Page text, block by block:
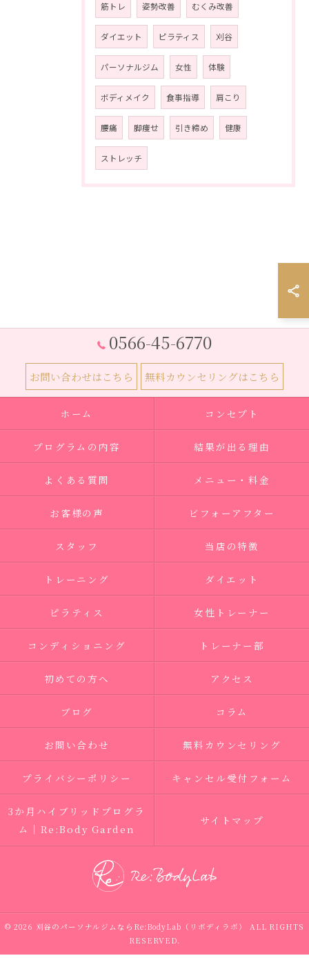
筋トレ 姿勢改善 むくみ改善
ダイエット ピラティス 刈谷
パーソナルジム 女性 体験
ボディメイク 食事指導 肩こり
腰痛 脚痩せ 引き締め 健康
ストレッチ
0566-45-6770
お問い合わせはこちら 無料カウンセリングはこちら
ホーム コンセプト
プログラムの内容 結果が出る理由
よくある質問 メニュー・料金
お客様の声 ビフォーアフター
スタッフ 当店の特徴
トレーニング ダイエット
ピラティス 女性トレーナー
コンディショニング トレーナー部
初めての方へ アクセス
ブログ コラム
お問い合わせ 無料カウンセリング
プライバシーポリシー キャンセル受付フォーム
3か月ハイブリッドプログラ
ム｜Re:Body Garden
サイトマップ
© 2026 刈谷のパーソナルジムならRe:BodyLab（リボディラボ） ALL RIGHTS
RESERVED.